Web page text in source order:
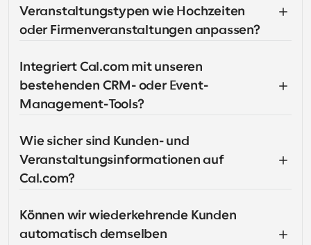
Veranstaltungstypen wie Hochzeiten
oder Firmenveranstaltungen anpassen?
Integriert Cal.com mit unseren
bestehenden CRM- oder Event-
Management-Tools?
Wie sicher sind Kunden- und
Veranstaltungsinformationen auf
Cal.com?
Können wir wiederkehrende Kunden
automatisch demselben